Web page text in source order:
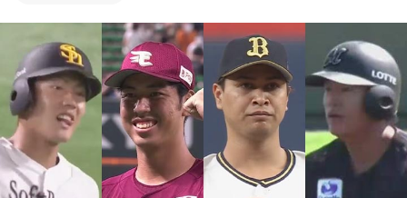
動画
日程・結果
順位表･成績